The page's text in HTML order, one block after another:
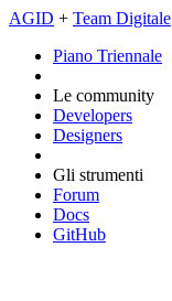
AGID + Team Digitale
Piano Triennale
Le community
Developers
Designers
Gli strumenti
Forum
Docs
GitHub